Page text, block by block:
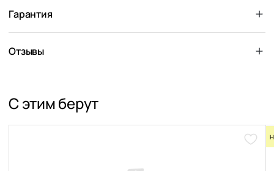
Гарантия
Отзывы
С этим берут